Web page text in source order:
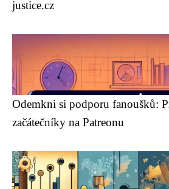
justice.cz
Odemkni si podporu fanoušků:
začátečníky na Patreonu